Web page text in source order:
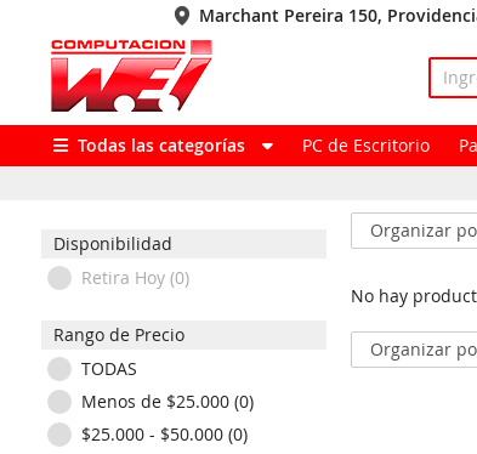
Marchant Pereira 150,
Todas las categorías PC de Escritorio
Disponibilidad
Retira Hoy (0)
Rango de Precio
TODAS
Menos de $25.000 (0)
$25.000 - $50.000 (0)
Organizar
No hay
Organizar